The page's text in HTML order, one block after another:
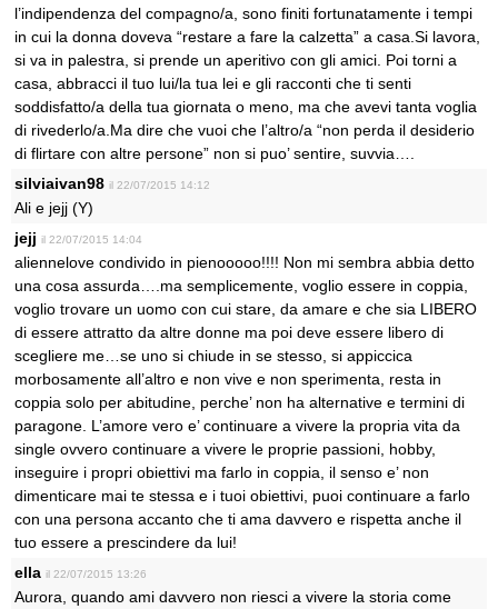
l’indipendenza del compagno/a, sono finiti fortunatamente i tempi
in cui la donna doveva “restare a fare la calzetta” a casa.Si lavora,
si va in palestra, si prende un aperitivo con gli amici. Poi torni a
casa, abbracci il tuo lui/la tua lei e gli racconti che ti senti
soddisfatto/a della tua giornata o meno, ma che avevi tanta voglia
di rivederlo/a.Ma dire che vuoi che l’altro/a “non perda il desiderio
di flirtare con altre persone” non si puo’ sentire, suvvia….
silviaivan98 il 22/07/2015 14:12
Ali e jejj (Y)
jejj il 22/07/2015 14:04
aliennelove condivido in pienooooo!!!! Non mi sembra abbia detto
una cosa assurda….ma semplicemente, voglio essere in coppia,
voglio trovare un uomo con cui stare, da amare e che sia LIBERO
di essere attratto da altre donne ma poi deve essere libero di
scegliere me…se uno si chiude in se stesso, si appiccica
morbosamente all’altro e non vive e non sperimenta, resta in
coppia solo per abitudine, perche’ non ha alternative e termini di
paragone. L’amore vero e’ continuare a vivere la propria vita da
single ovvero continuare a vivere le proprie passioni, hobby,
inseguire i propri obiettivi ma farlo in coppia, il senso e’ non
dimenticare mai te stessa e i tuoi obiettivi, puoi continuare a farlo
con una persona accanto che ti ama davvero e rispetta anche il
tuo essere a prescindere da lui!
ella il 22/07/2015 13:26
Aurora, quando ami davvero non riesci a vivere la storia come